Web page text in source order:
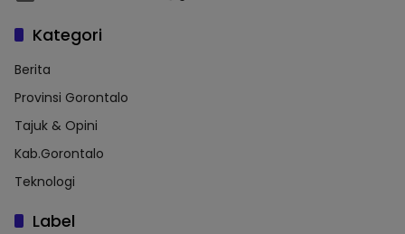
Kategori
Berita
Provinsi Gorontalo
Tajuk & Opini
Kab.Gorontalo
Teknologi
Label